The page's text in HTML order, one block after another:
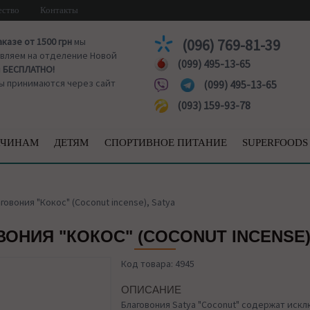
Контакты
от 1500 грнмы
на отделение Новой
БЕСПЛАТНО!
принимаются через сайт
(096) 769-81-39
(099) 495-13-65
(099) 495-13-65
(093) 159-93-78
ДЕТЯМ СПОРТИВНОЕ ПИТАНИЕ SUPERFOODS
"Кокос" (Coconut incense), Satya
"КОКОС" (COCONUT
Код товара: 4945
ОПИСАНИЕ
Благовония Satya "Coconut" содержат